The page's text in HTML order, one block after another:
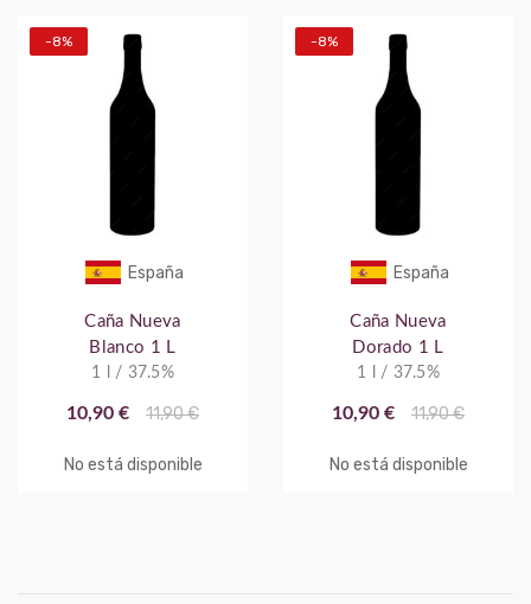
España
-8%
Caña Nueva
Blanco 1 L
1 l / 37.5%
10,90 € 11,90 €
No está disponible
España
-8%
Caña Nueva
Dorado 1 L
1 l / 37.5%
10,90 € 11,90 €
No está disponible